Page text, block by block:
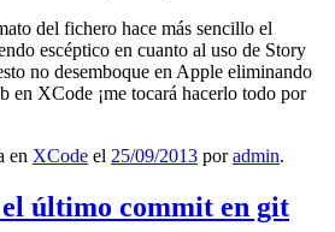
del fichero hace más sencillo el
escéptico en cuanto al uso de Story
no desemboque en Apple eliminando
en XCode ¡me tocará hacerlo todo por
en XCode el 25/09/2013 poradmin.
el último commit en git